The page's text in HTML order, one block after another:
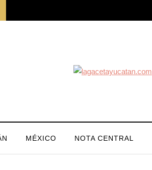
MÉXICO NOTA CENTRAL